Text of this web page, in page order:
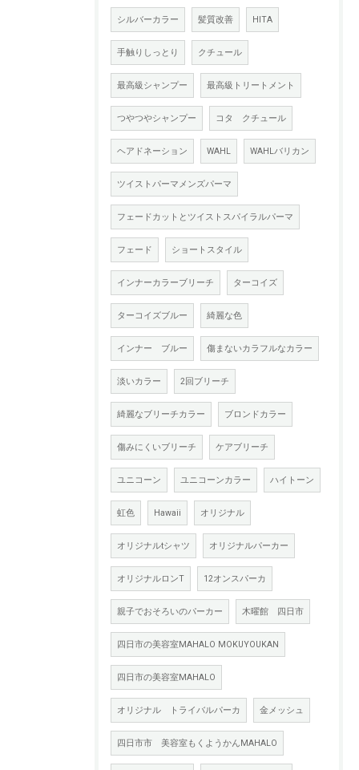
シルバーカラー 髪質改善 HITA
手触りしっとり クチュール
最高級シャンプー 最高級トリートメント
つやつやシャンプー コタ クチュール
ヘアドネーション WAHL WAHLバリカン
ツイストパーマメンズパーマ
フェードカットとツイストスパイラルパーマ
フェード ショートスタイル
インナーカラーブリーチ ターコイズ
ターコイズブルー 綺麗な色
インナー ブルー 傷まないカラフルなカラー
淡いカラー 2回ブリーチ
綺麗なブリーチカラー ブロンドカラー
傷みにくいブリーチ ケアブリーチ
ユニコーン ユニコーンカラー ハイトーン
虹色 Hawaii オリジナル
オリジナルtシャツ オリジナルパーカー
オリジナルロンT 12オンスパーカ
親子でおそろいのパーカー 木曜館 四日市
四日市の美容室MAHALO MOKUYOUKAN
四日市の美容室MAHALO
オリジナル トライバルパーカ 金メッシュ
四日市市 美容室もくようかんMAHALO